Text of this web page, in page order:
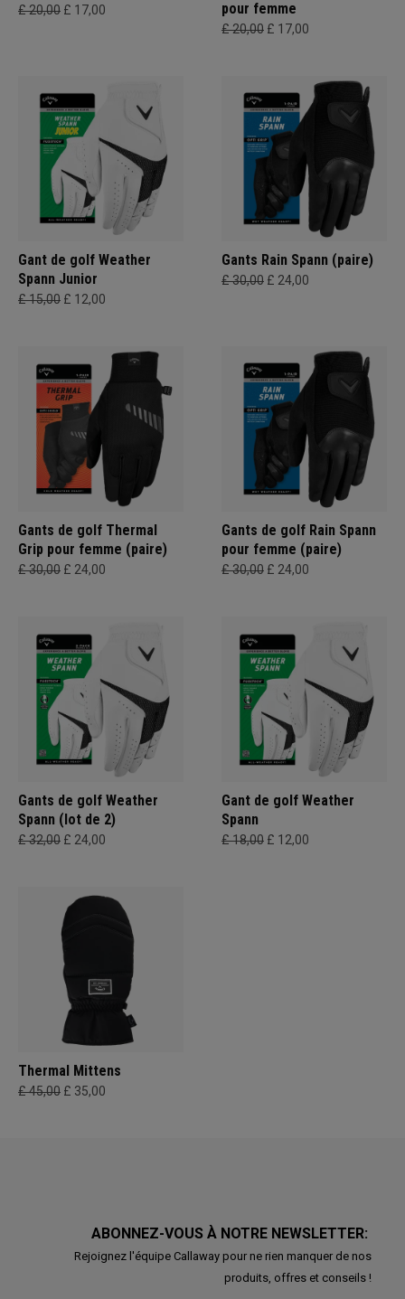
£ 20,00 £ 17,00 pour femme
£ 20,00 £ 17,00
Gant de golf Weather
Spann Junior
£ 15,00 £ 12,00
Gants Rain Spann (paire)
£ 30,00 £ 24,00
Gants de golf Thermal
Grip pour femme (paire)
£ 30,00 £ 24,00
Gants de golf Rain Spann
pour femme (paire)
£ 30,00 £ 24,00
Gants de golf Weather
Spann (lot de 2)
£ 32,00 £ 24,00
Gant de golf Weather
Spann
£ 18,00 £ 12,00
Thermal Mittens
£ 45,00 £ 35,00
ABONNEZ-VOUS À NOTRE NEWSLETTER:
Rejoignez l'équipe Callaway pour ne rien manquer de nos
produits, offres et conseils !